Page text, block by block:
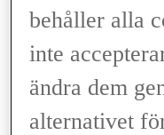
Självriskreducering
vagnskadegarantin.
behåller alla
inte
ändra dem
alternativet